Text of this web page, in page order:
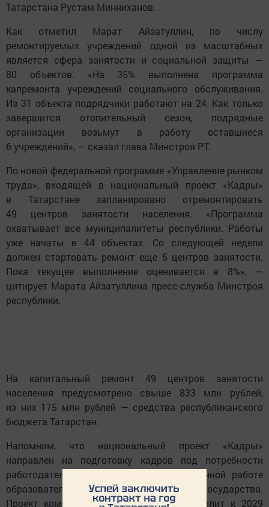
Татарстана Рустам Минниханов.
Как отметил Марат Айзатуллин, по числу
ремонтируемых учреждений одной из масштабных
является сфера занятости и социальной защиты —
80 объектов. «На 35% выполнена программа
капремонта учреждений социального обслуживания.
Из 31 объекта подрядчики работают на 24. Как только
завершится отопительный сезон, подрядные
организации возьмут в работу оставшиеся
6 учреждений», — сказал глава Минстроя РТ.
По новой федеральной программе «Управление рынком
труда», входящей в национальный проект «Кадры»
в Татарстане запланировано отремонтировать
49 центров занятости населения. «Программа
охватывает все муниципалитеты республики. Работы
уже начаты в 44 объектах. Со следующей недели
должен стартовать ремонт еще 5 центров занятости.
Пока текущее выполнение оценивается в 8%», —
цитирует Марата Айзатуллина пресс-служба Минстроя
республики.
На капитальный ремонт 49 центров занятости
населения предусмотрено свыше 833 млн рублей,
из них 175 млн рублей — средства республиканского
бюджета Татарстан.
Напомним, что национальный проект «Кадры»
направлен на подготовку кадров под потребности
работодателей благодаря скоординированной работе
образовательных учреждений, компаний и государства.
Проект комплексной модернизации позволит к 2029